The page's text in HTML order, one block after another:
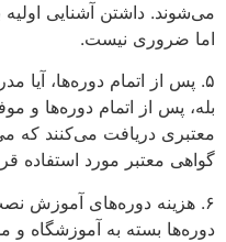
می‌شوند. داشتن آشنایی اولیه
اما ضروری نیست.
۵. پس از اتمام دوره‌ها، آیا
بله، پس از اتمام دوره‌ها و
معتبری دریافت می‌کنند که
گواهی معتبر مورد استفاده
۶. هزینه دوره‌های آموزش
دوره‌ها بسته به آموزشگاه